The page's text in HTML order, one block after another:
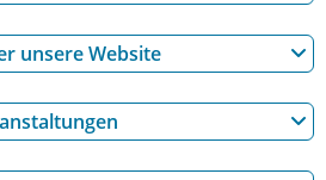
unsere Website